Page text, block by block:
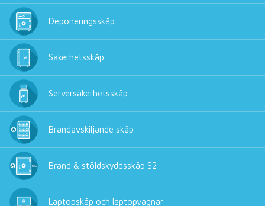
Deponeringsskåp
Säkerhetsskåp
Serversäkerhetsskåp
Brandavskiljande skåp
Brand & stöldskyddsskåp S2
Laptopskåp och laptopvagnar